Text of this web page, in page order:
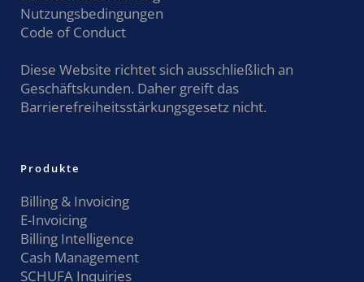
Nutzungsbedingungen
Code of Conduct
Diese Website richtet sich ausschließlich an
Geschäftskunden. Daher greift das
Barrierefreiheitsstärkungsgesetz nicht.
Produkte
Billing & Invoicing
E-Invoicing
Billing Intelligence
Cash Management
SCHUFA Inquiries